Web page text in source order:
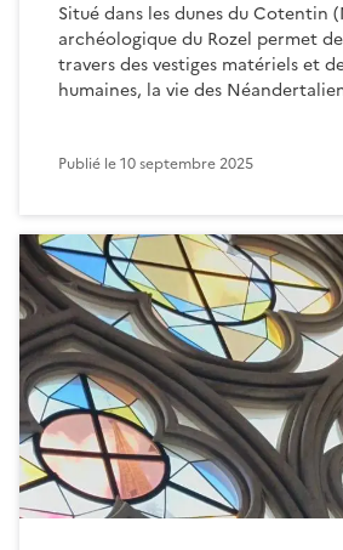
Situé dans les dunes du Cotentin
archéologique du Rozel permet
travers des vestiges matériels et
humaines, la vie des
Publié le10 septembre 2025